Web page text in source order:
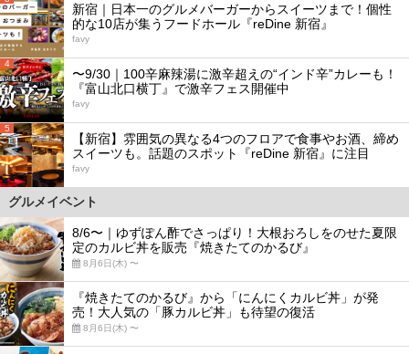
新宿｜日本一のグルメバーガーからスイーツまで！個性
的な10店が集うフードホール『reDine 新宿』
favy
4
〜9/30｜100辛麻辣湯に激辛超えの“インド辛”カレーも！
『富山北口横丁』で激辛フェス開催中
favy
5
【新宿】雰囲気の異なる4つのフロアで食事やお酒、締め
スイーツも。話題のスポット『reDine 新宿』に注目
favy
グルメイベント
8/6〜｜ゆずぽん酢でさっぱり！大根おろしをのせた夏限
定のカルビ丼を販売『焼きたてのかるび』
8月6日(木) 〜
『焼きたてのかるび』から「にんにくカルビ丼」が発
売！大人気の「豚カルビ丼」も待望の復活
8月6日(木) 〜